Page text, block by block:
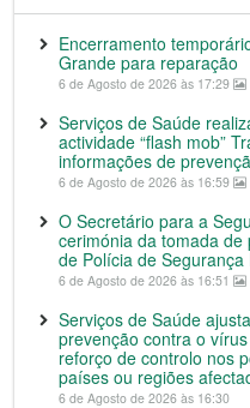
Encerramento
Grande para reparação
6 de Agosto de 2026 às 17:29
Serviços de Saúde
actividade “flash mob”
informações de
6 de Agosto de 2026 às 16:59
O Secretário para a
cerimónia da tomada
de Polícia de
6 de Agosto de 2026 às 16:51
Serviços de Saúde
prevenção contra o
reforço de controlo nos
países ou regiões
6 de Agosto de 2026 às 16:30